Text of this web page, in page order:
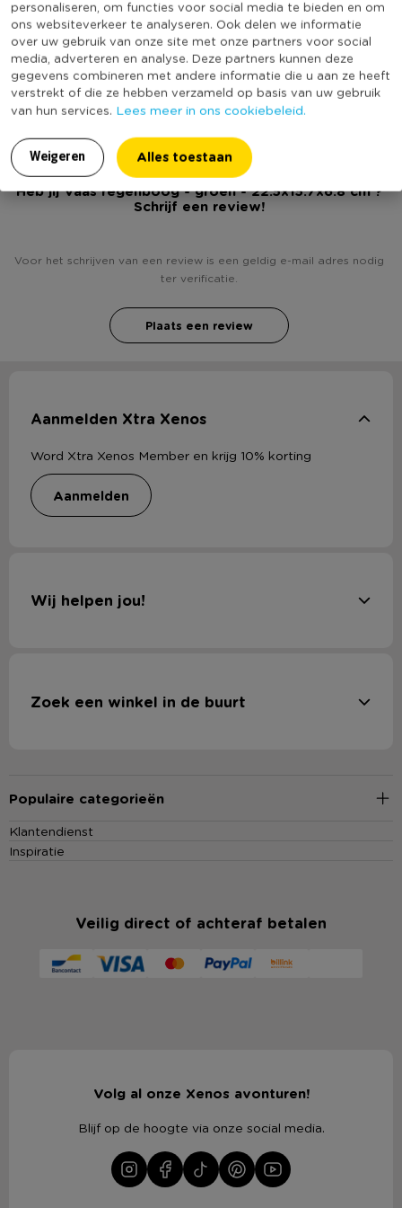
personaliseren, om functies voor social media te bieden en om
ons websiteverkeer te analyseren. Ook delen we informatie
over uw gebruik van onze site met onze partners voor social
media, adverteren en analyse. Deze partners kunnen deze
gegevens combineren met andere informatie die u aan ze heeft
verstrekt of die ze hebben verzameld op basis van uw gebruik
van hun services. Lees meer in ons cookiebeleid.
Weigeren Alles toestaan
Kleur
Groen
Productlengte (cm)
22,5
Met print
Nee
Duurzaamheidsscore
Heb jij Vaas regenboog - groen - 22.5x15.7x6.8 cm ?
Schrijf een review!
Voor het schrijven van een review is een geldig e-mail adres nodig
ter verificatie.
Plaats een review
Aanmelden Xtra Xenos
Word Xtra Xenos Member en krijg 10% korting
aanmelden
Wij helpen jou!
Zoek een winkel in de buurt
Populaire categorieën
Klantendienst
Inspiratie
Veilig direct of achteraf betalen
Volg al onze Xenos avonturen!
Blijf op de hoogte via onze social media.